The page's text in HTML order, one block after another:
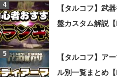
【タルコフ】武
盤カスタム解説【
【タルコフ】ア
ル別一覧まとめ【